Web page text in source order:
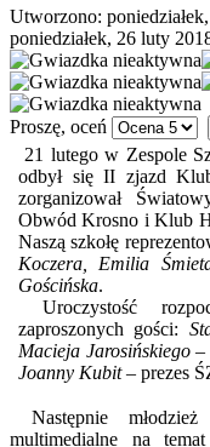
Utworzono:
poniedziałek, 26 luty
Proszę, oceń
21 lutego w Zespole
odbył się II zjazd
zorganizował
Obwód Krosno i Klub
Naszą szkołę
Koczera, Emilia
Gościńska.
Uroczystość
zaproszonych gości:
Macieja Jarosińskiego–
Joanny Kubit– prezes
Następnie
multimedialne na